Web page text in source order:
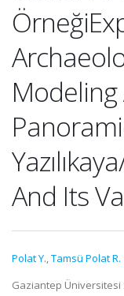
And Its
Polat Y.,Tamsü Polat R.
Gaziantep Üniversitesi